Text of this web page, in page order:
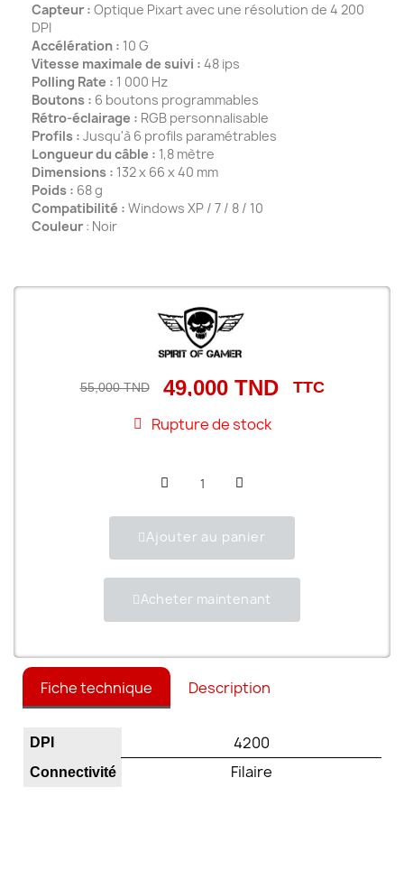
Capteur : Optique Pixart avec une résolution de 4 200
DPI
Accélération : 10 G
Vitesse maximale de suivi : 48 ips
Polling Rate : 1 000 Hz
Boutons : 6 boutons programmables
Rétro-éclairage : RGB personnalisable
Profils : Jusqu'à 6 profils paramétrables
Longueur du câble : 1,8 mètre
Dimensions : 132 x 66 x 40 mm
Poids : 68 g
Compatibilité : Windows XP / 7 / 8 / 10
Couleur : Noir
55,000 TND 49,000 TND TTC
Rupture de stock
Ajouter au panier
Acheter maintenant
Fiche technique Description
DPI 4200
Connectivité Filaire